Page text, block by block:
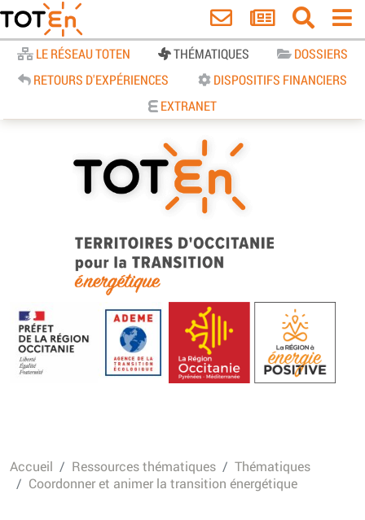
LE RÉSEAU TOTEN THÉMATIQUES
DOSSIERS
RETOURS D'EXPÉRIENCES
DISPOSITIFS FINANCIERS
EXTRANET
TOTEn Occitanie | Territoires
d’Occitanie pour la Transition
Energétique
Accueil Ressources thématiques
Thématiques
Coordonner et animer la transition énergétique